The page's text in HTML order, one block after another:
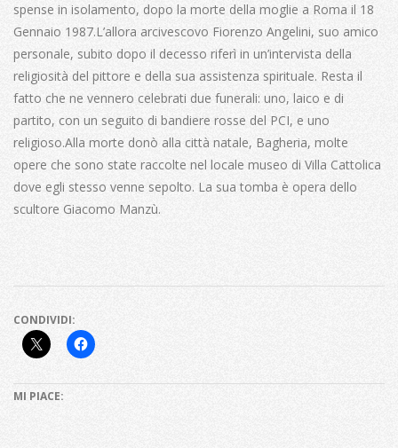
spense in isolamento, dopo la morte della moglie a Roma il 18
Gennaio 1987.L’allora arcivescovo Fiorenzo Angelini, suo amico
personale, subito dopo il decesso riferì in un’intervista della
religiosità del pittore e della sua assistenza spirituale. Resta il
fatto che ne vennero celebrati due funerali: uno, laico e di
partito, con un seguito di bandiere rosse del PCI, e uno
religioso.Alla morte donò alla città natale, Bagheria, molte
opere che sono state raccolte nel locale museo di Villa Cattolica
dove egli stesso venne sepolto. La sua tomba è opera dello
scultore Giacomo Manzù.
CONDIVIDI:
MI PIACE: